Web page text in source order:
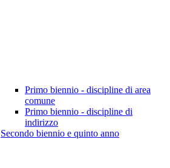
Primo biennio - discipline di area
comune
Primo biennio - discipline di
indirizzo
Secondo biennio e quinto anno